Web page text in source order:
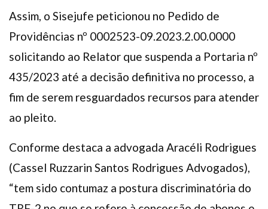
Assim, o Sisejufe peticionou no Pedido de
Providências nº 0002523-09.2023.2.00.0000
solicitando ao Relator que suspenda a Portaria nº
435/2023 até a decisão definitiva no processo, a
fim de serem resguardados recursos para atender
ao pleito.
Conforme destaca a advogada Aracéli Rodrigues
(Cassel Ruzzarin Santos Rodrigues Advogados),
“tem sido contumaz a postura discriminatória do